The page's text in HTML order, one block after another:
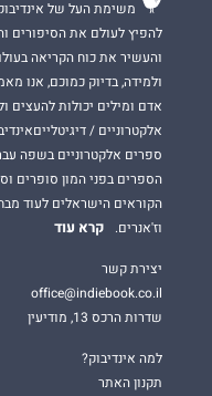
משימת העל של
להפיץ לעולם את הסיפורים
והעשיר את כוח הקריאה
ולמידה, בדיוק כמוכם, אנו
אדם ומילים יכולות
אלקטרוניים /
ספרים אלקטרוניים בשפה
הספרים בפני המון סופרים
הקוראים הישראלים לעוד
וז'אנרים.
קרא עוד
יצירת קשר
office@indiebook.co.il
שדרות הרכס 13, מודיעין
למה אינדיבוק?
תקנון האתר